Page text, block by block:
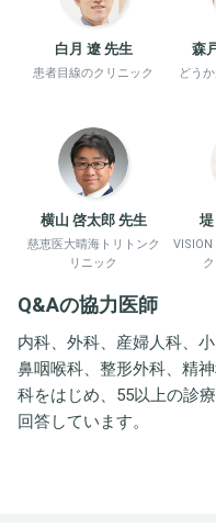
白月 遼 先生
患者目線のクリニック
森
どう
横山 啓太郎 先生
慈恵医大晴海トリトンク
リニック
堤
VISION
Q&Aの協力医師
内科、外科、産婦人科、
鼻咽喉科、整形外科、精
科をはじめ、55以上の診
回答しています。